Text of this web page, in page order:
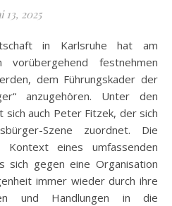
13, 2025
festnehmen
dem Führungskader der
anzugehören. Unter den
auch Peter Fitzek, der sich
Szene zuordnet. Die
Kontext eines umfassenden
sich gegen eine Organisation
immer wieder durch ihre
und Handlungen in die